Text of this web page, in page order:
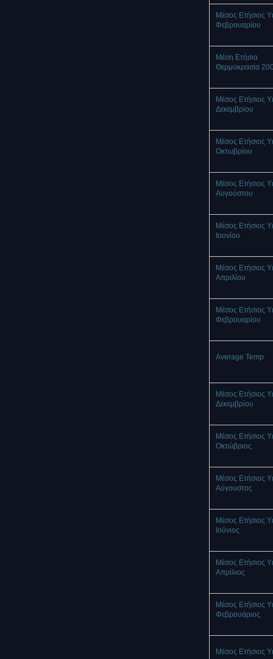
Μέσος Ετήσιος
Φεβρουαρίου
Μέση Ετήσια
Θερμοκρασία
Μέσος Ετήσιος
Δεκεμβρίου
Μέσος Ετήσιος
Οκτωβρίου
Μέσος Ετήσιος
Αυγούστου
Μέσος Ετήσιος
Ιουνίου
Μέσος Ετήσιος
Απριλίου
Μέσος Ετήσιος
Φεβρουαρίου
Average Temp
Μέσος Ετήσιος
Δεκεμβρίου
Μέσος Ετήσιος
Οκτώβριος
Μέσος Ετήσιος
Αύγουστος
Μέσος Ετήσιος
Ιούνιος
Μέσος Ετήσιος
Απρίλιος
Μέσος Ετήσιος
Φεβρουάριος
Μέσος Ετήσιος